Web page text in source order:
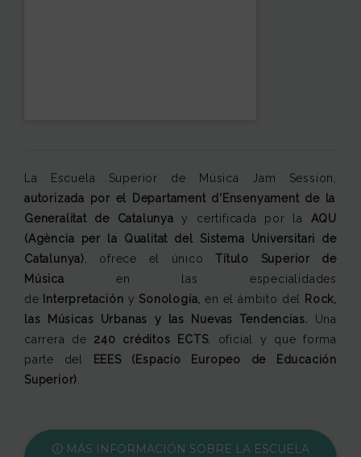
La Escuela Superior de Música Jam Session,
autorizada por el
Departament d'Ensenyament de la
Generalitat de Catalunyay certificada por la
AQU
(Agència per la Qualitat del Sistema Universitari de
Catalunya) , ofrece el únicoTítulo Superior de
Música en las especialidades
de
Interpretación y Sonología, en el ámbito del
Rock,
las Músicas Urbanas y las Nuevas Tendencias. Una
carrera de 240 créditos ECTS, oficial y que forma
parte del
EEES (Espacio Europeo de Educación
Superior)
🛈 MÁS INFORMACIÓN SOBRE LA ESCUELA